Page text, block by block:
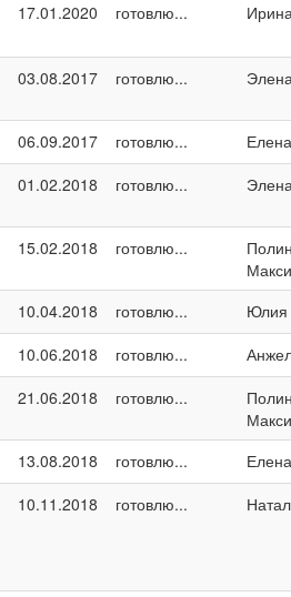
17.01.2020 готовлю...
03.08.2017 готовлю...
06.09.2017 готовлю...
Елена
01.02.2018 готовлю...
15.02.2018 готовлю...
10.04.2018 готовлю...
Юлия
10.06.2018 готовлю...
21.06.2018 готовлю...
13.08.2018 готовлю...
10.11.2018 готовлю...